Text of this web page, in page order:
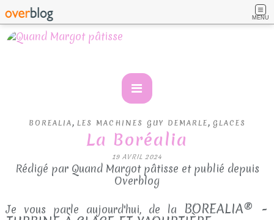
MENU
BOREALIA, LES MACHINES GUY DEMARLE, GLACES
La Boréalia
19 AVRIL 2024
Rédigé par Quand Margot pâtisse et publié depuis
Overblog
Je vous parle aujourd'hui, de la BOREALIA® -